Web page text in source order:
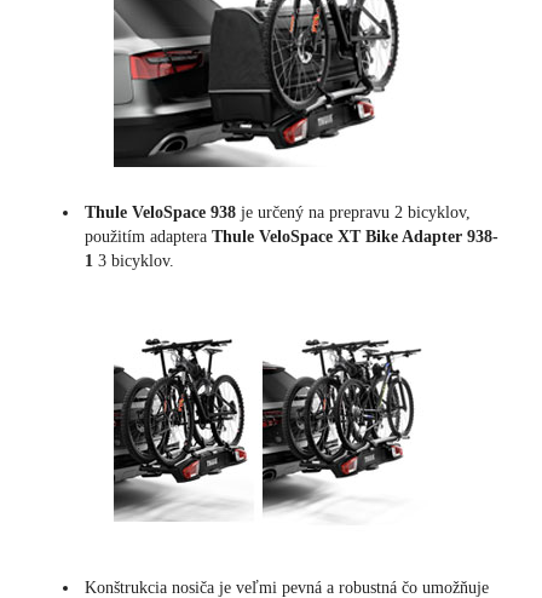
Thule VeloSpace 938 je určený na prepravu 2 bicyklov,
použitím adapteraThule VeloSpace XT Bike Adapter 938-
13 bicyklov.
Konštrukcia nosiča je veľmi pevná a robustná čo umožňuje